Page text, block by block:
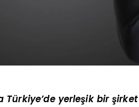
Türkiye’de yerleşik bir